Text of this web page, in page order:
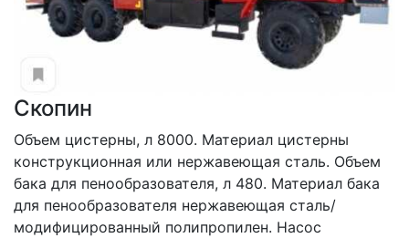
Скопин
Объем цистерны, л 8000. Материал цистерны
конструкционная или нержавеющая сталь. Объем
бака для пенообразователя, л 480. Материал бака
для пенообразователя нержавеющая сталь/
модифицированный полипропилен. Насос